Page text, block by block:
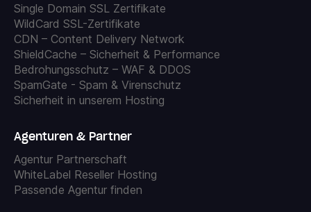
Single Domain SSL Zertifikate
WildCard SSL-Zertifikate
CDN – Content Delivery Network
ShieldCache – Sicherheit & Performance
Bedrohungsschutz – WAF & DDOS
SpamGate - Spam & Virenschutz
Sicherheit in unserem Hosting
Agenturen & Partner
Agentur Partnerschaft
WhiteLabel Reseller Hosting
Passende Agentur finden